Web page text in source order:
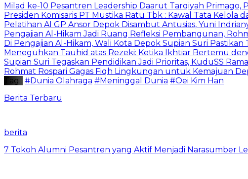
Milad ke-10 Pesantren Leadership Daarut Tarqiyah
Presiden Komisaris PT Mustika Ratu Tbk : Kawal Tata Kelola
Pelatihan AI GP Ansor Depok Disambut Antusias, Yuni
Pengajian Al-Hikam Jadi Ruang Refleksi Pembangunan,
Di Pengajian Al-Hikam, Wali Kota Depok Supian Suri
Meneguhkan Tauhid atas Rezeki: Ketika Ikhtiar Bertemu
Supian Suri Tegaskan Pendidikan Jadi Prioritas, KuduSS
Rohmat Rospari Gagas Fiqh Lingkungan untuk Kemajuan
Tag : #Dunia Olahraga #Meninggal Dunia #Oei Kim Han
Berita Terbaru
berita
7 Tokoh Alumni Pesantren yang Aktif Menjadi Narasumber